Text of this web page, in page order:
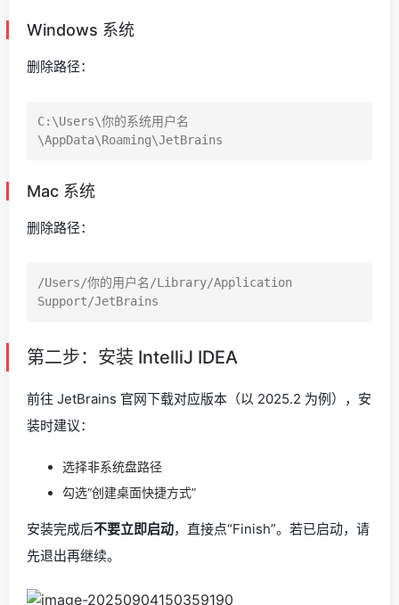
Windows 系统
删除路径：
C:\Users\你的系统用户名
Mac 系统
删除路径：
/Users/你的用户名/Library/Application
第二步：安装 IntelliJ IDEA
前往 JetBrains 官网下载对应版本（以 2025.2 为例），安
装时建议：
选择非系统盘路径
勾选“创建桌面快捷方式”
安装完成后不要立即启动，直接点“Finish”。若已启动，请
先退出再继续。